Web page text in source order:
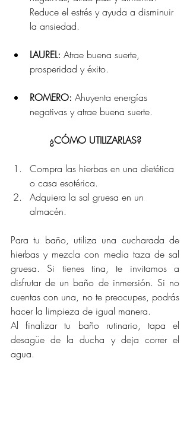
Reduce el estrés y ayuda a disminuir
la ansiedad.
LAUREL: Atrae buena suerte,
prosperidad y éxito.
ROMERO: Ahuyenta energías
negativas y atrae buena suerte.
¿CÓMO UTILIZARLAS?
Compra las hierbas en una dietética
o casa esotérica.
Adquiera la sal gruesa en un
almacén.
Para tu baño, utiliza una cucharada de
hierbas y mezcla con media taza de sal
gruesa. Si tienes tina, te invitamos a
disfrutar de un baño de inmersión. Si no
cuentas con una, no te preocupes, podrás
hacer la limpieza de igual manera.
Al finalizar tu baño rutinario, tapa el
desagüe de la ducha y deja correr el
agua.